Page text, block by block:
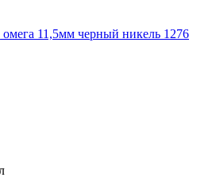
11,5мм черный никель 1276